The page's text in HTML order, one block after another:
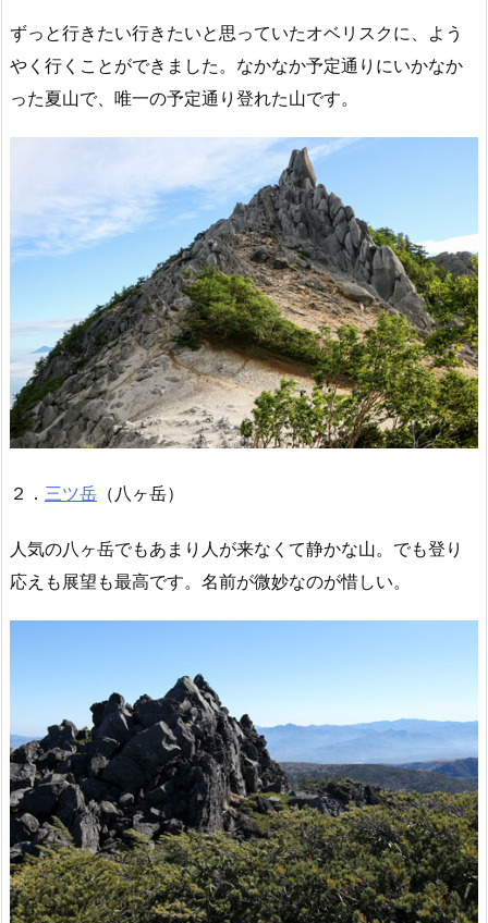
ずっと行きたい行きたいと思っていたオベリスクに、よう
やく行くことができました。なかなか予定通りにいかなか
った夏山で、唯一の予定通り登れた山です。
２． 三ツ岳 （八ヶ岳）
人気の八ヶ岳でもあまり人が来なくて静かな山。でも登り
応えも展望も最高です。名前が微妙なのが惜しい。